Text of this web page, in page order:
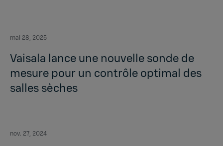
mai 28, 2025
Vaisala lance une nouvelle sonde de
mesure pour un contrôle optimal des
salles sèches
nov. 27, 2024